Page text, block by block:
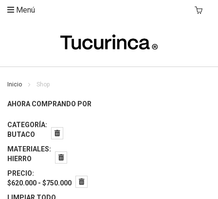
Menú Mi
Inicio Shop
AHORA COMPRANDO POR
CATEGORÍA
BUTACO
MATERIALES
HIERRO
PRECIO
$620.000 - $750.000